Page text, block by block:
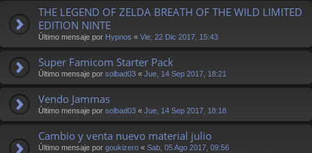
THE LEGEND OF ZELDA BREATH OF THE WILD LIMITED
EDITION NINTE
Último mensaje por Hypnos « Vie, 22 Dic 2017, 15:43
Super Famicom Starter Pack
Último mensaje por solbad03 « Jue, 14 Sep 2017, 18:21
Vendo Jammas
Último mensaje por solbad03 « Jue, 14 Sep 2017, 18:18
Cambio y venta nuevo material julio
Último mensaje por goukizero « Sab, 05 Ago 2017, 09:56